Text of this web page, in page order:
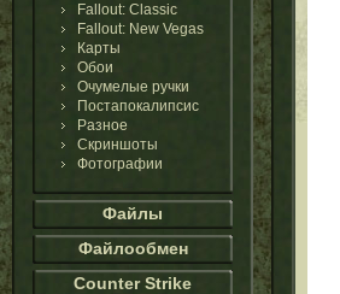
Fallout: Classic
Fallout: New Vegas
Карты
Обои
Очумелые ручки
Постапокалипсис
Разное
Скриншоты
Фотографии
Файлы
Файлообмен
Counter Strike